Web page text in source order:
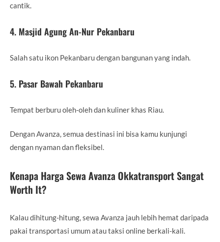
cantik.
4. Masjid Agung An-Nur Pekanbaru
Salah satu ikon Pekanbaru dengan bangunan yang indah.
5. Pasar Bawah Pekanbaru
Tempat berburu oleh-oleh dan kuliner khas Riau.
Dengan Avanza, semua destinasi ini bisa kamu kunjungi
dengan nyaman dan fleksibel.
Kenapa Harga Sewa Avanza Okkatransport Sangat
Worth It?
Kalau dihitung-hitung, sewa Avanza jauh lebih hemat daripada
pakai transportasi umum atau taksi online berkali-kali.